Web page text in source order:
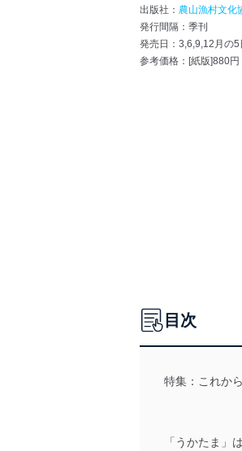
出版社： 農山漁村文化
発行間隔：季刊
発売日：3,6,9,12月の5
参考価格：[紙版]880円
目次
特集：これか
「うかたま」